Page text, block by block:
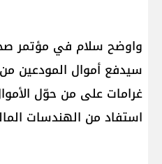
واوضح سلام في مؤتمر
سيدفع أموال المودعين
غرامات على من حوّل
استفاد من الهندسات